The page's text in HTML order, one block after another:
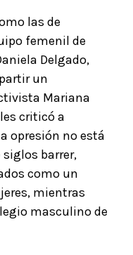
las de
femenil de
Delgado,
un
Mariana
criticó a
opresión no está
siglos barrer,
como un
mientras
masculino de